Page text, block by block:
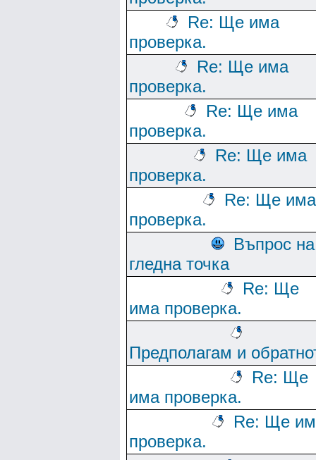
Re: Ще има
проверка.
Re: Ще има
проверка.
Re: Ще има
проверка.
Re: Ще има
проверка.
Re: Ще има
проверка.
Въпрос на
гледна точка
Re: Ще
има проверка.
Предполагам и
Re: Ще
има проверка.
Re: Ще
проверка.